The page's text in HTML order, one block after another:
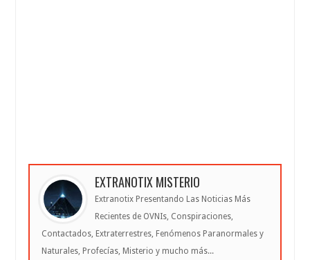
EXTRANOTIX MISTERIO
Extranotix Presentando Las Noticias Más
Recientes de OVNIs, Conspiraciones,
Contactados, Extraterrestres, Fenómenos Paranormales y
Naturales, Profecías, Misterio y mucho más...